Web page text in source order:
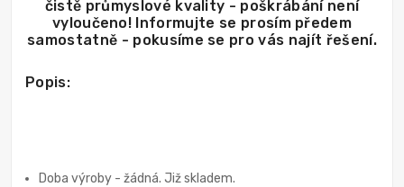
čistě průmyslové kvality - poškrábání není
vyloučeno! Informujte se prosím předem
samostatně - pokusíme se pro vás najít řešení.
Popis:
Doba výroby - žádná. Již skladem.